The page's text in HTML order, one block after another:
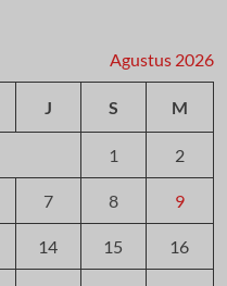
Agustus 2026
J S M
1 2
7 8 9
14 15 16